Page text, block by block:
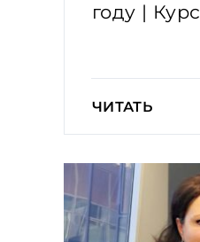
году | Курс
ЧИТАТЬ